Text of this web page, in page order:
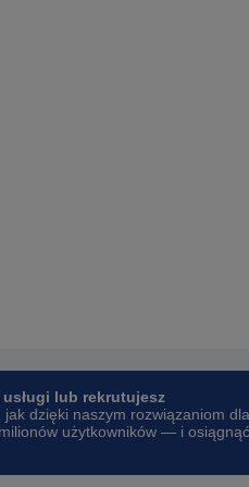
lub rekrutujesz
jak dzięki naszym rozwiązaniom dla
użytkowników — i osiągnąć